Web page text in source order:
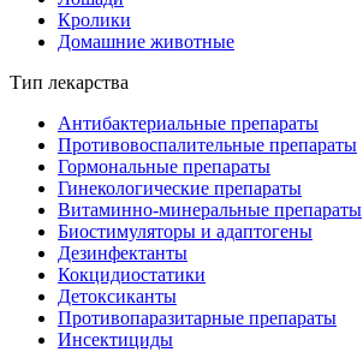
Кролики
Домашние животные
Тип лекарства
Антибактериальные препараты
Противовоспалительные препараты
Гормональные препараты
Гинекологические препараты
Витаминно-минеральные препараты
Биостимуляторы и адаптогены
Дезинфектанты
Кокцидиостатики
Детоксиканты
Противопаразитарные препараты
Инсектициды